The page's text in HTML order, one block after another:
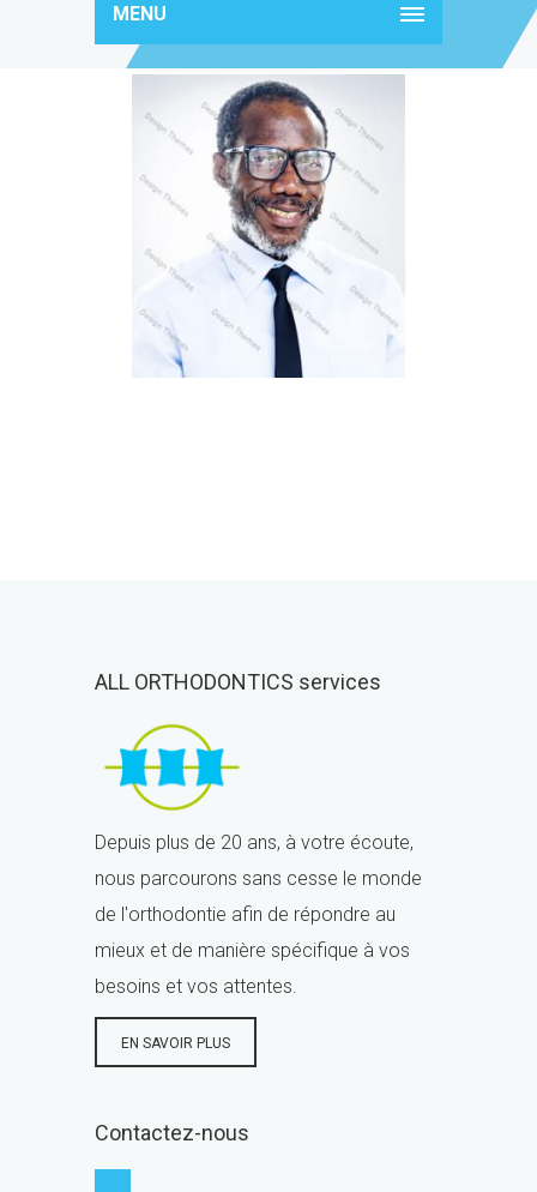
MENU
team11
ALL ORTHODONTICS services
Depuis plus de 20 ans, à votre écoute,
nous parcourons sans cesse le monde
de l'orthodontie afin de répondre au
mieux et de manière spécifique à vos
besoins et vos attentes.
EN SAVOIR PLUS
Contactez-nous